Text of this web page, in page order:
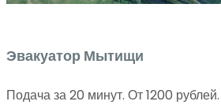
Эвакуатор Мытищи
Подача за 20 минут. От 1200 рублей.